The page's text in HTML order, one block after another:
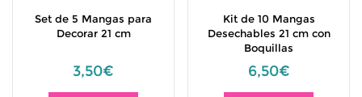
Set de 5 Mangas para
Decorar 21 cm
3,50€
Kit de 10 Mangas
Desechables 21 cm con
Boquillas
6,50€